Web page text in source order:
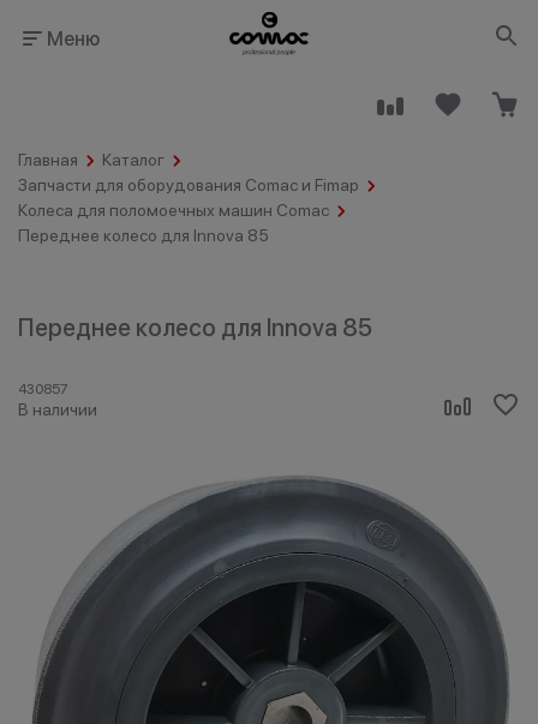
Меню
Главная
Каталог
Запчасти для оборудования Comac и Fimap
Колеса для поломоечных машин Comac
Переднее колесо для Innova 85
Переднее колесо для Innova 85
430857
В наличии
назначения
ресторанный
бизнес
Здравоохранение
Салоны красоты
и спортзалы